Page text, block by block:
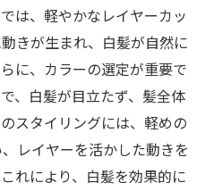
は、軽やかなレイヤーカッ
きが生まれ、白髪が自然に
に、カラーの選定が重要で
、白髪が目立たず、髪全体
スタイリングには、軽めの
レイヤーを活かした動きを
れにより、白髪を効果的に